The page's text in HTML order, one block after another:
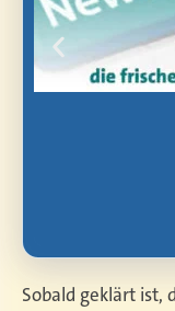
Sobald geklärt ist,